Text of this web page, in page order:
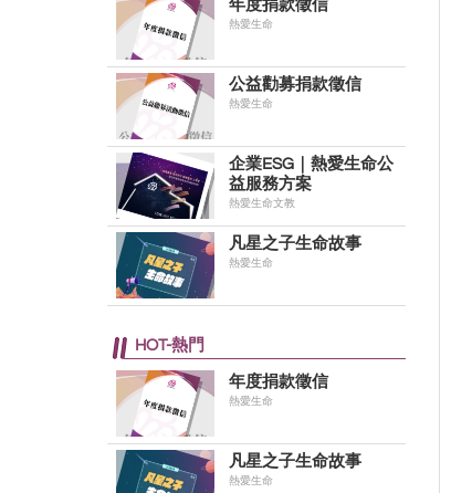
年度捐款徵信
熱愛生命
公益勸募捐款徵信
熱愛生命
企業ESG｜熱愛生命公
益服務方案
熱愛生命文教
凡星之子生命故事
熱愛生命
HOT-熱門
年度捐款徵信
熱愛生命
凡星之子生命故事
熱愛生命